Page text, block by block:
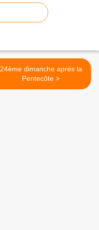
24ème dimanche après la
Pentecôte >